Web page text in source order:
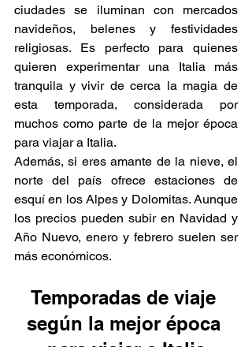
ciudades se iluminan con mercados
navideños, belenes y festividades
religiosas. Es perfecto para quienes
quieren experimentar una Italia más
tranquila y vivir de cerca la magia de
esta temporada, considerada por
muchos como parte de la mejor época
para viajar a Italia.
Además, si eres amante de la nieve, el
norte del país ofrece estaciones de
esquí en los Alpes y Dolomitas. Aunque
los precios pueden subir en Navidad y
Año Nuevo, enero y febrero suelen ser
más económicos.
Temporadas de viaje
según la mejor época